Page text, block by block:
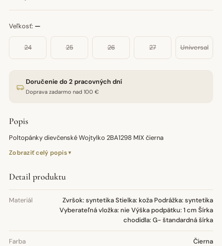
Veľkosť: —
24 25 26 27 Universal
Doručenie do 2 pracovných dní
Doprava zadarmo nad 100 €
Popis
Poltopánky dievčenské Wojtylko 2BA1298 MIX čierna
Zobraziť celý popis
Detail produktu
Materiál
Zvršok: syntetika Stielka: koža Podrážka: syntetika
Vyberateľná vložka: nie Výška podpätku: 1 cm Šírka
chodidla: G- štandardná šírka
Farba Čierna